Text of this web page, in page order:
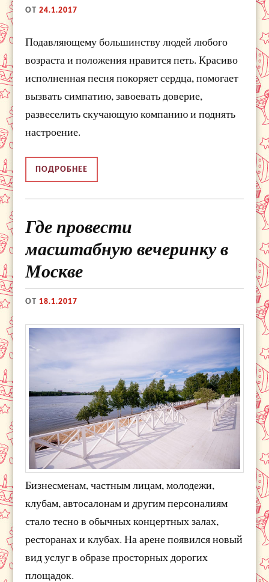
ОТ24.1.2017
Подавляющему большинству людей любого
возраста и положения нравится петь. Красиво
исполненная песня покоряет сердца, помогает
вызвать симпатию, завоевать доверие,
развеселить скучающую компанию и поднять
настроение.
ПОДРОБНЕЕ
Где провести
масштабную вечеринку в
Москве
ОТ18.1.2017
Бизнесменам, частным лицам, молодежи,
клубам, автосалонам и другим персоналиям
стало тесно в обычных концертных залах,
ресторанах и клубах. На арене появился новый
вид услуг в образе просторных дорогих
площадок.